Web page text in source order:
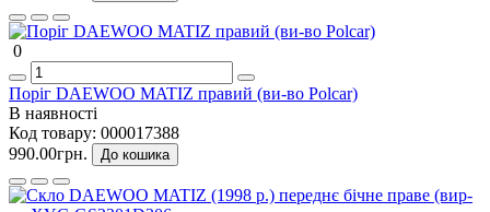
0
Поріг DAEWOO MATIZ правий (ви-во Polcar)
В наявності
Код товару: 000017388
990.00грн.
До кошика